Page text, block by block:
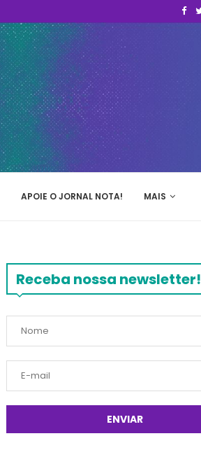
APOIE O JORNAL NOTA! MAIS
Receba nossa newsletter!